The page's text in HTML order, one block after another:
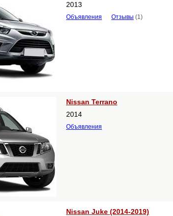
2013
Объявления Отзывы (1)
Nissan Terrano
2014
Объявления
Nissan Juke (2014-2019)